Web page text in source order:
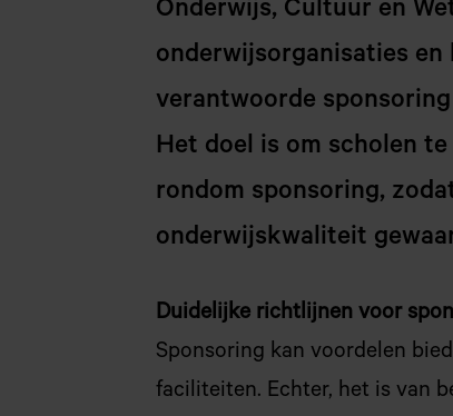
Onderwijs, Cultuur en
onderwijsorganisaties
verantwoorde
Het doel is om scholen
rondom sponsoring,
onderwijskwaliteit
Duidelijke richtlijnen voor
Sponsoring kan voordelen
faciliteiten. Echter, het is van